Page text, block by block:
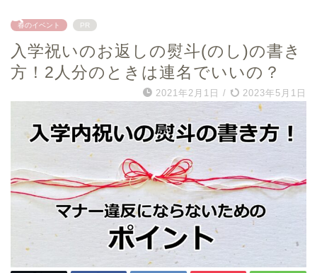
春のイベント PR
入学祝いのお返しの熨斗(のし)の書き
方！2人分のときは連名でいいの？
2021年2月1日 / 2023年5月1日